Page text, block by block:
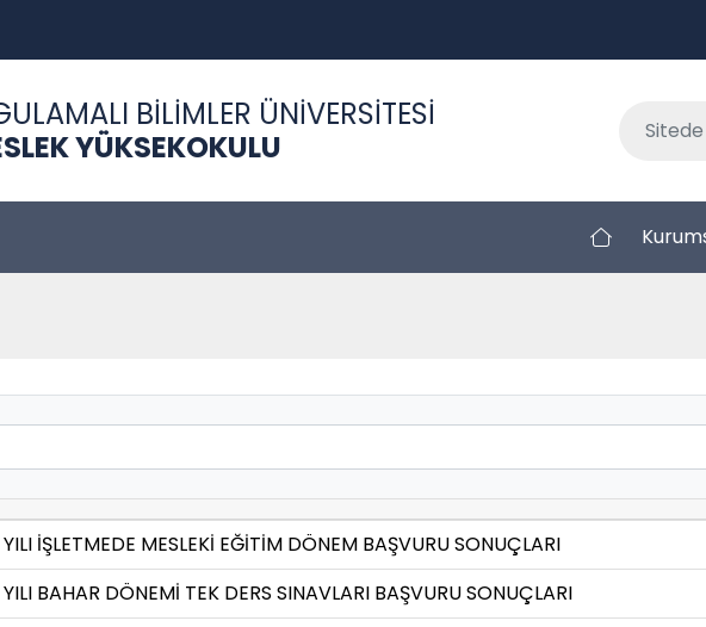
BİLİMLER ÜNİVERSİTESİ
YÜKSEKOKULU
İŞLETMEDE MESLEKİ EĞİTİM DÖNEM BAŞVURU SONUÇLARI
BAHAR DÖNEMİ TEK DERS SINAVLARI BAŞVURU SONUÇLARI